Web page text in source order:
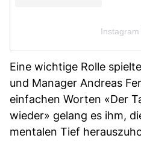
Instagram
Eine wichtige Rolle
und Manager Andreas
einfachen Worten «Der
wieder» gelang es ihm,
mentalen Tief